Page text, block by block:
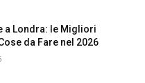
a Londra: le Migliori
da Fare nel 2026